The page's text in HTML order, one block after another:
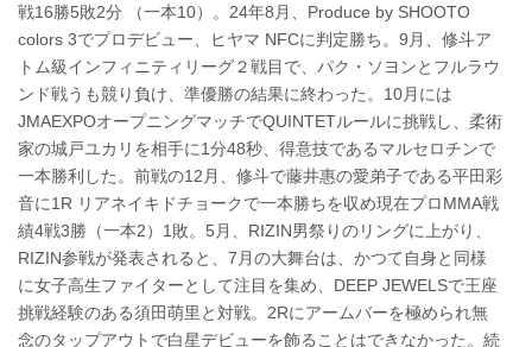
戦16勝5敗2分 （一本10）。24年8月、Produce by SHOOTO
colors 3でプロデビュー、ヒヤマ NFCに判定勝ち。9月、修斗ア
トム級インフィニティリーグ２戦目で、パク・ソヨンとフルラウ
ンド戦うも競り負け、準優勝の結果に終わった。10月には
JMAEXPOオープニングマッチでQUINTETルールに挑戦し、柔術
家の城戸ユカリを相手に1分48秒、得意技であるマルセロチンで
一本勝利した。前戦の12月、修斗で藤井惠の愛弟子である平田彩
音に1R リアネイキドチョークで一本勝ちを収め現在プロMMA戦
績4戦3勝（一本2）1敗。5月、RIZIN男祭りのリングに上がり、
RIZIN参戦が発表されると、7月の大舞台は、かつて自身と同様
に女子高生ファイターとして注目を集め、DEEP JEWELSで王座
挑戦経験のある須田萌里と対戦。2Rにアームバーを極められ無
念のタップアウトで白星デビューを飾ることはできなかった。続